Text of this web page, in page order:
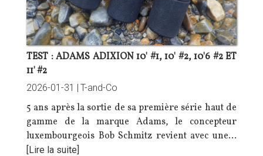
TEST : ADAMS ADIXION 10' #1, 10' #2, 10'6 #2 ET
11' #2
2026-01-31 | T-and-Co
5 ans après la sortie de sapremière série haut de
gamme de la marque Adams, le concepteur
luxembourgeois Bob Schmitz revient avec une…
[Lire la suite]